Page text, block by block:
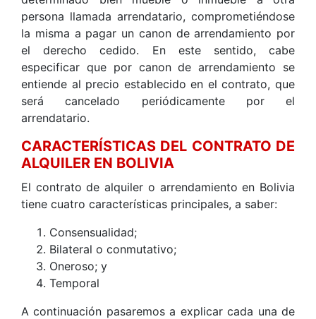
persona llamada arrendatario, comprometiéndose
la misma a pagar un canon de arrendamiento por
el derecho cedido. En este sentido, cabe
especificar que por canon de arrendamiento se
entiende al precio establecido en el contrato, que
será cancelado periódicamente por el
arrendatario.
CARACTERÍSTICAS DEL CONTRATO DE
ALQUILER EN BOLIVIA
El contrato de alquiler o arrendamiento en Bolivia
tiene cuatro características principales, a saber:
Consensualidad;
Bilateral o conmutativo;
Oneroso; y
Temporal
A continuación pasaremos a explicar cada una de